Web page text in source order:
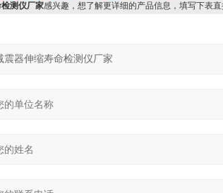
测仪厂家感兴趣，想了解更详细的产品信息，填写下表